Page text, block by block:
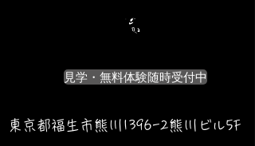
見学・無料体験随時受付中
東京都福生市熊川1396-2熊川ビル5F